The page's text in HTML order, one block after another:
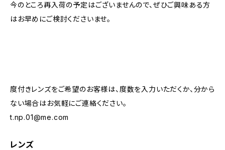
今のところ再入荷の予定はございませんので、ぜひご興味ある方
はお早めにご検討くださいませ。
度付きレンズをご希望のお客様は、度数を入力いただくか、分から
ない場合はお気軽にご連絡ください。
t.np.01@me.com
レンズ